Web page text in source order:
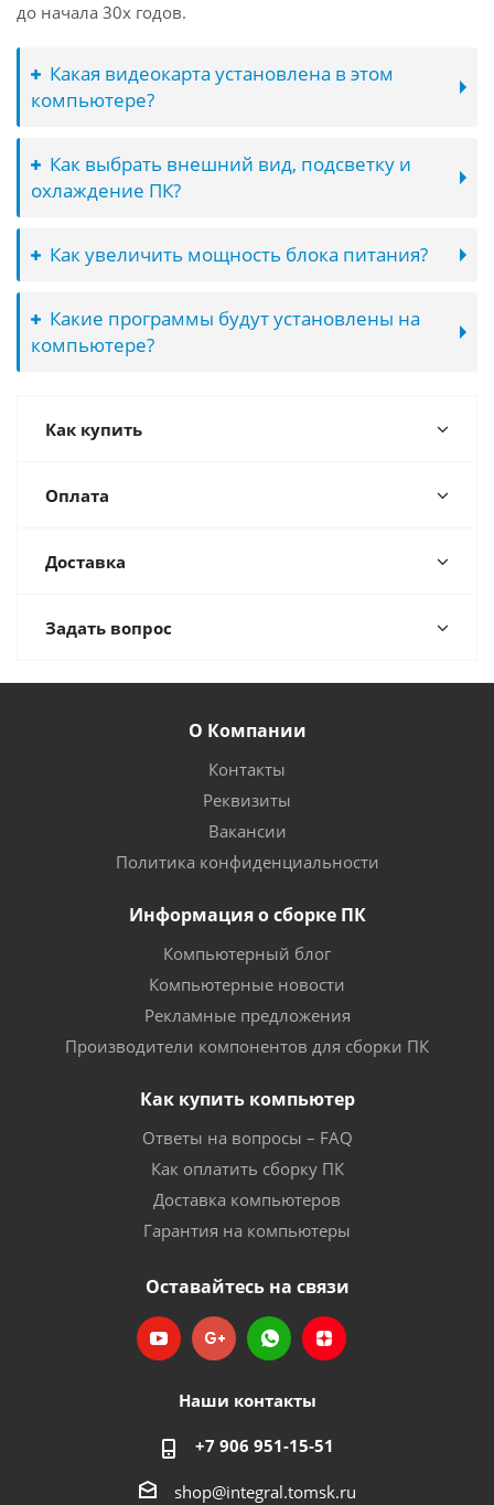
до начала 30х годов.
Какая видеокарта установлена в этом
компьютере?
Как выбрать внешний вид, подсветку и
охлаждение ПК?
Как увеличить мощность блока питания?
Какие программы будут установлены на
компьютере?
Как купить
Оплата
Доставка
Задать вопрос
О Компании
Контакты
Реквизиты
Вакансии
Политика конфиденциальности
Информация о сборке ПК
Компьютерный блог
Компьютерные новости
Рекламные предложения
Производители компонентов для сборки ПК
Как купить компьютер
Ответы на вопросы – FAQ
Как оплатить сборку ПК
Доставка компьютеров
Гарантия на компьютеры
Оставайтесь на связи
Наши контакты
+7 906 951-15-51
shop@integral.tomsk.ru